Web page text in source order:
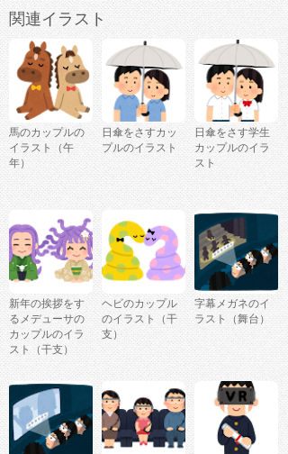
関連イラスト
馬のカップルの
イラスト（午
年）
日傘をさすカッ
プルのイラスト
日傘をさす学生
カップルのイラ
スト
新年の挨拶をす
るメデューサの
カップルのイラ
スト（干支）
ヘビのカップル
のイラスト（干
支）
字幕メガネのイ
ラスト（舞台）